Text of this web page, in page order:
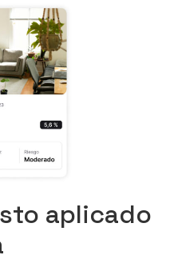
aplicado